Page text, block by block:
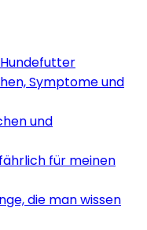
Symptome und
und
für meinen
die man wissen